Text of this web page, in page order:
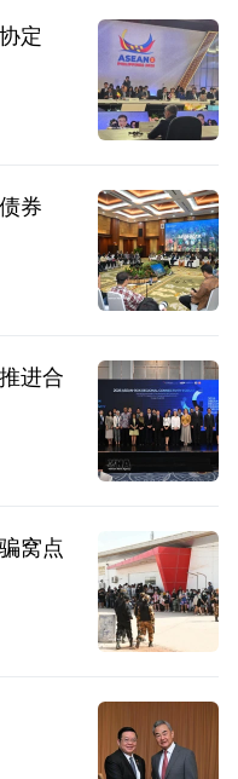
定
券
进合
窝点